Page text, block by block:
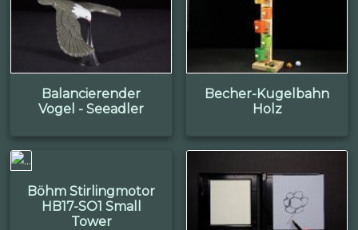
Balancierender
Vogel - Seeadler
Becher-Kugelbahn
Holz
Böhm Stirlingmotor
HB17-SO1 Small
Tower